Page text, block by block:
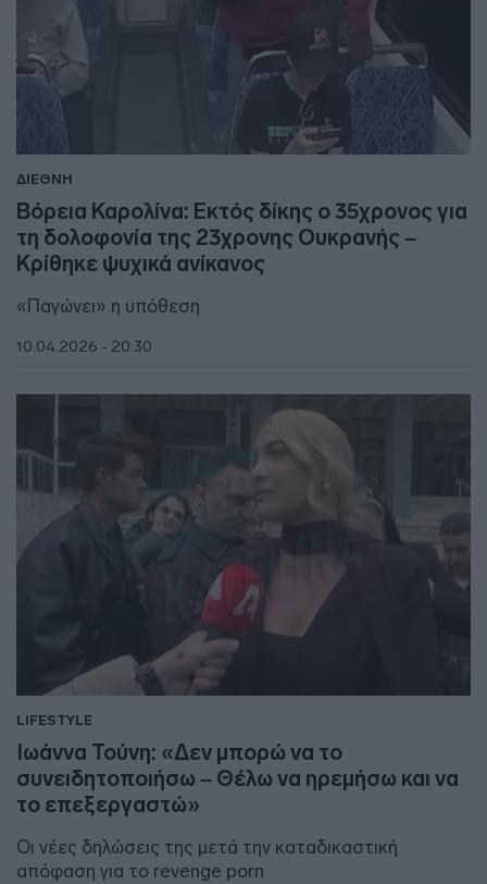
ΔΙΕΘΝΗ
Βόρεια Καρολίνα: Εκτός δίκης ο 35χρονος για
τη δολοφονία της 23χρονης Ουκρανής –
Κρίθηκε ψυχικά ανίκανος
«Παγώνει» η υπόθεση
10.04.2026 - 20:30
LIFESTYLE
Ιωάννα Τούνη: «Δεν μπορώ να το
συνειδητοποιήσω – Θέλω να ηρεμήσω και να
το επεξεργαστώ»
Οι νέες δηλώσεις της μετά την καταδικαστική
απόφαση για το revenge porn